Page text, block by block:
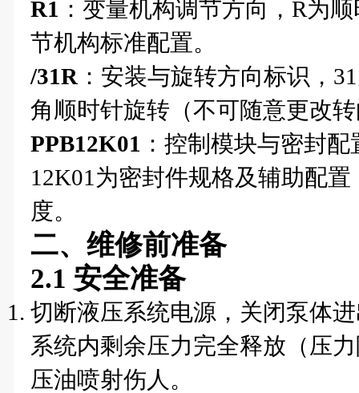
R1 ：变量机构调节方向，R为
节机构标准配置。
/31R ：安装与旋转方向标识，
角顺时针旋转（不可随意更改
PPB12K01 ：控制模块与密封
12K01为密封件规格及辅助配
度。
二、维修前准备
2.1 安全准备
切断液压系统电源，关闭泵体
系统内剩余压力完全释放（压
压油喷射伤人。